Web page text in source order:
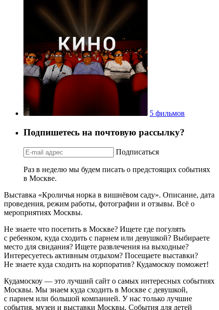
5 фильмов
Подпишетесь на почтовую рассылку?
Подписаться
Раз в неделю мы будем писать о предстоящих событиях
в Москве.
Выставка «Кроличья норка в вишнёвом саду». Описание, дата
проведения, режим работы, фотографии и отзывы. Всё о
мероприятиях Москвы.
Не знаете что посетить в Москве? Ищете где погулять
с ребенком, куда сходить с парнем или девушкой? Выбираете
место для свидания? Ищете развлечения на выходные?
Интересуетесь активным отдыхом? Посещаете выставки?
Не знаете куда сходить на корпоратив? Кудамоскоу поможет!
Кудамоскоу — это лучший сайт о самых интересных событиях
Москвы. Мы знаем куда сходить в Москве с девушкой,
с парнем или большой компанией. У нас только лучшие
события, музеи и выставки Москвы. События для детей